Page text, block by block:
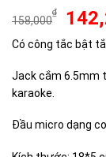
158,000
₫
Giá
là:
Có công tắc bật
Jack cắm 6.5mm
karaoke.
Đầu micro dạng